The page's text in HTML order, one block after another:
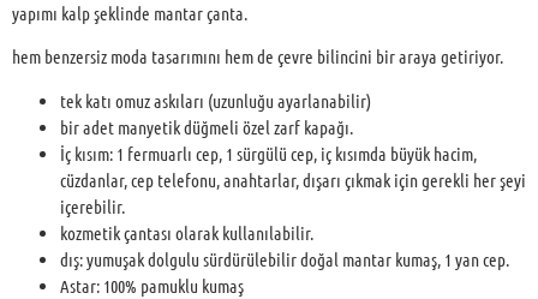
yapımı kalp şeklinde mantar çanta.
hem benzersiz moda tasarımını hem de çevre bilincini bir araya getiriyor.
tek katı omuz askıları (uzunluğu ayarlanabilir)
bir adet manyetik düğmeli özel zarf kapağı.
İç kısım: 1 fermuarlı cep, 1 sürgülü cep, iç kısımda büyük hacim,
cüzdanlar, cep telefonu, anahtarlar, dışarı çıkmak için gerekli her şeyi
içerebilir.
kozmetik çantası olarak kullanılabilir.
dış: yumuşak dolgulu sürdürülebilir doğal mantar kumaş, 1 yan cep.
Astar: 100% pamuklu kumaş